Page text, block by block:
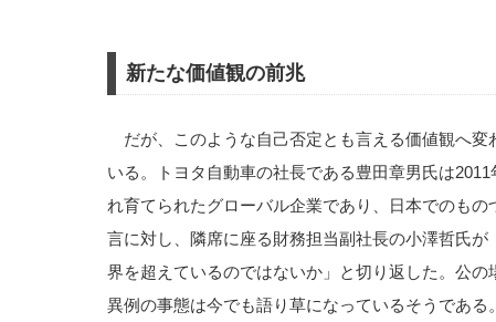
新たな価値観の前兆
だが、このような自己否定とも言える価値観へ変
いる。トヨタ自動車の社長である豊田章男氏は
れ育てられたグローバル企業であり、日本でのも
言に対し、隣席に座る財務担当副社長の小澤哲氏
界を超えているのではないか」と切り返した。公
異例の事態は今でも語り草になっているそうであ